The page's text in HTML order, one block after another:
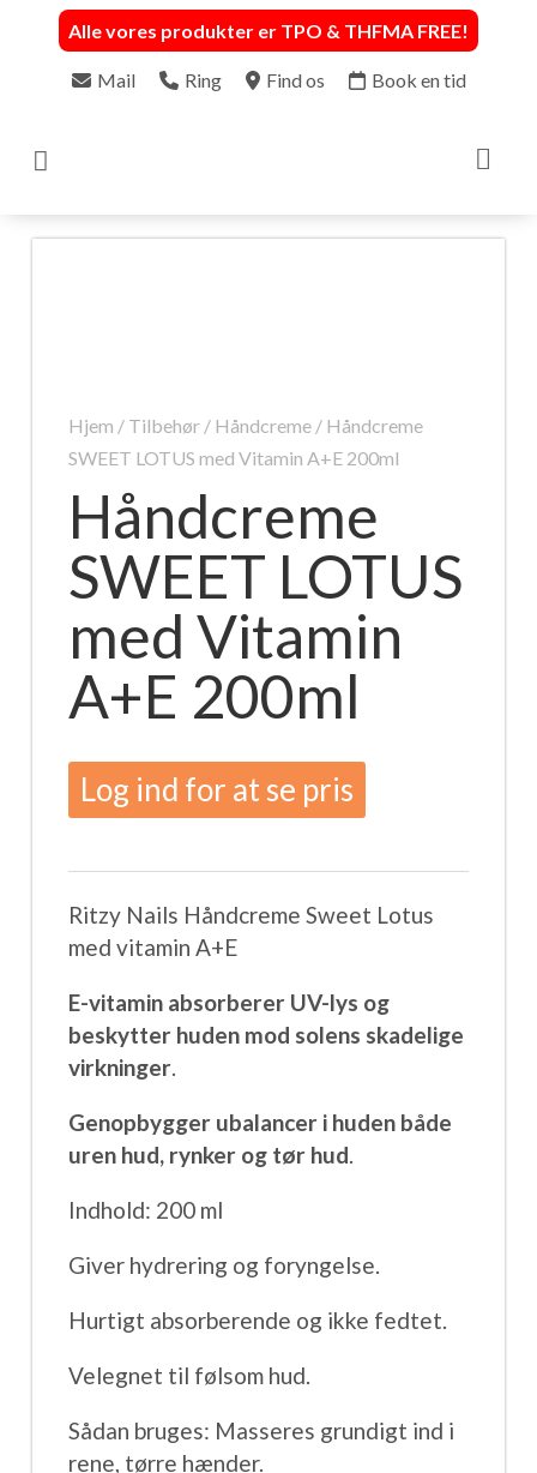
Alle vores produkter er TPO & THFMA FREE!
Mail Ring Find os Book en tid

Hjem / Tilbehør/ Håndcreme/ Håndcreme
SWEET LOTUS med Vitamin A+E 200ml
Håndcreme
SWEET LOTUS
med Vitamin
A+E 200ml
Log ind for at se pris
Ritzy Nails Håndcreme Sweet Lotus
med vitamin A+E
E-vitamin absorberer UV-lys og
beskytter huden mod solens skadelige
virkninger.
Genopbygger ubalancer i huden både
uren hud, rynker og tør hud.
Indhold: 200 ml
Giver hydrering og foryngelse.
Hurtigt absorberende og ikke fedtet.
Velegnet til følsom hud.
Sådan bruges: Masseres grundigt ind i
rene, tørre hænder.